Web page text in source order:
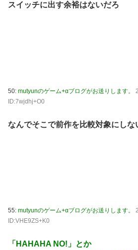
スイッチに出す余裕はないだろ
50: mutyunのゲーム+αブログがお送りします。
ID:7wjdhj+O0
なんでそこで前作を比較対象にしな
55: mutyunのゲーム+αブログがお送りします。
ID:VHE9ZS+K0
「HAHAHA NO!」とか